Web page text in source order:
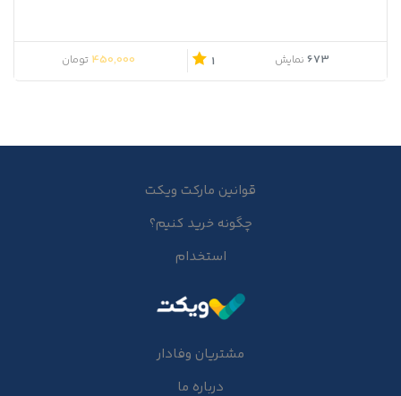
673 نمایش 1
450,000 تومان
قوانین مارکت ویکت
چگونه خرید کنیم؟
استخدام
مشتریان وفادار
درباره ما